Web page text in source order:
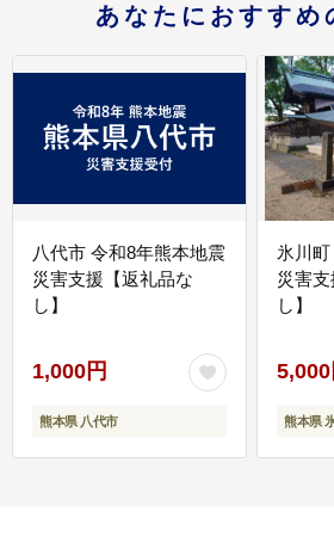
あなたにおすすめ
八代市 令和8年熊本地震
災害支援【返礼品な
し】
1,000円
熊本県 八代市
氷川
災害
し】
5,000
熊本県